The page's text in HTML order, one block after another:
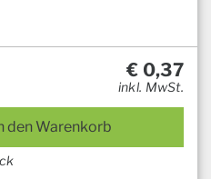
€ 0,37
inkl. MwSt.
den Warenkorb